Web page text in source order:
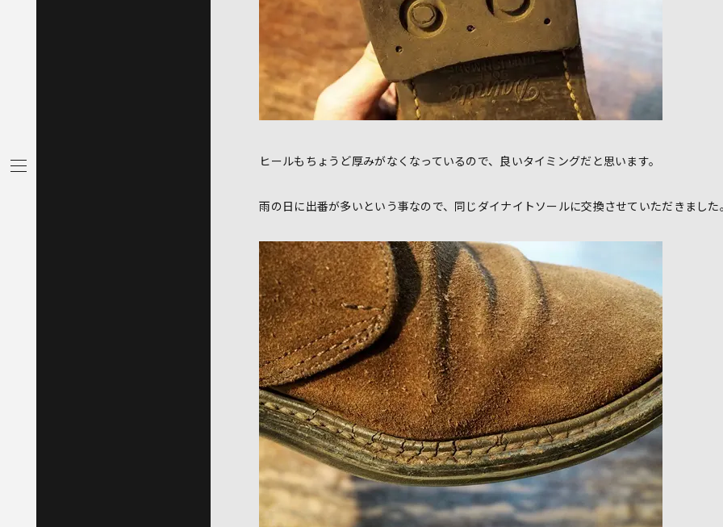
ヒールもちょうど厚みがなくなっているので、良いタイミングだと思います。
雨の日に出番が多いという事なので、同じダイナイトソールに交換させていただきました